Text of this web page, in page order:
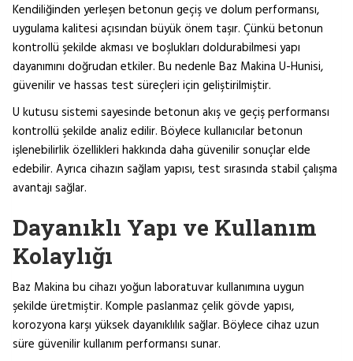
Kendiliğinden yerleşen betonun geçiş ve dolum performansı,
uygulama kalitesi açısından büyük önem taşır. Çünkü betonun
kontrollü şekilde akması ve boşlukları doldurabilmesi yapı
dayanımını doğrudan etkiler. Bu nedenle Baz Makina U-Hunisi,
güvenilir ve hassas test süreçleri için geliştirilmiştir.
U kutusu sistemi sayesinde betonun akış ve geçiş performansı
kontrollü şekilde analiz edilir. Böylece kullanıcılar betonun
işlenebilirlik özellikleri hakkında daha güvenilir sonuçlar elde
edebilir. Ayrıca cihazın sağlam yapısı, test sırasında stabil çalışma
avantajı sağlar.
Dayanıklı Yapı ve Kullanım
Kolaylığı
Baz Makina bu cihazı yoğun laboratuvar kullanımına uygun
şekilde üretmiştir. Komple paslanmaz çelik gövde yapısı,
korozyona karşı yüksek dayanıklılık sağlar. Böylece cihaz uzun
süre güvenilir kullanım performansı sunar.